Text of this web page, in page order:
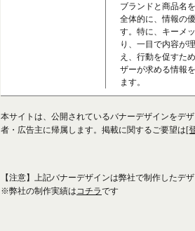
ブランドと商品名
全体的に、情報の
す。特に、キーメ
り、一目で内容が
え、行動を促すた
ザーが求める情報
ます。
本サイトは、公開されているバナーデザインをデ
者・広告主に帰属します。掲載に関するご要望は[
【注意】上記バナーデザインは弊社で制作したデ
※弊社の制作実績はコチラです